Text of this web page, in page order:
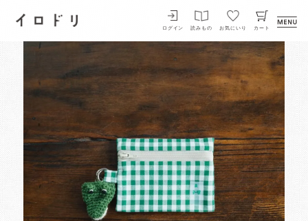
イロドリ
ログイン 読みもの お気にいり カート